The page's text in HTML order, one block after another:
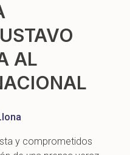
AL
y comprometidos